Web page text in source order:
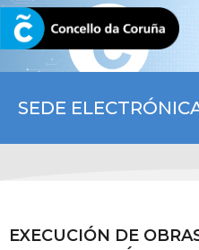
SEDE
CORUNA.GAL
EXECUCIÓN DE